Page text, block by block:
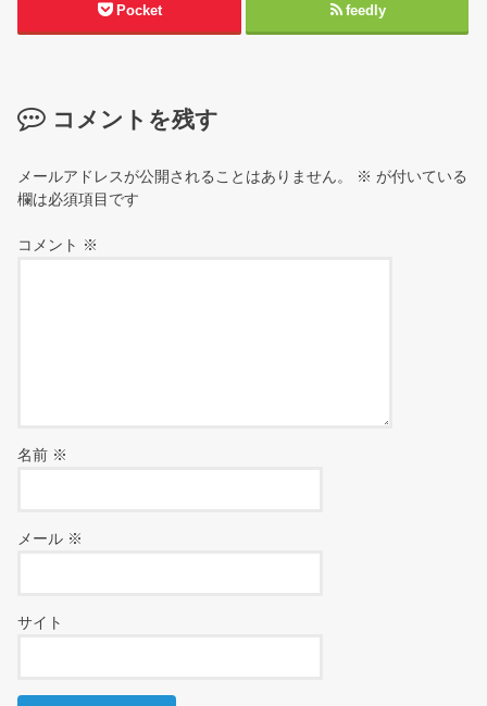
Pocket feedly
コメントを残す
メールアドレスが公開されることはありません。 ※ が付いている
欄は必須項目です
コメント ※
名前 ※
メール ※
サイト